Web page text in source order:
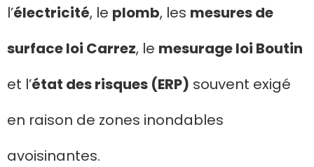
l’électricité, le plomb, les mesures de
surface loi Carrez, le mesurage loi Boutin
et l’état des risques (ERP) souvent exigé
en raison de zones inondables
avoisinantes.